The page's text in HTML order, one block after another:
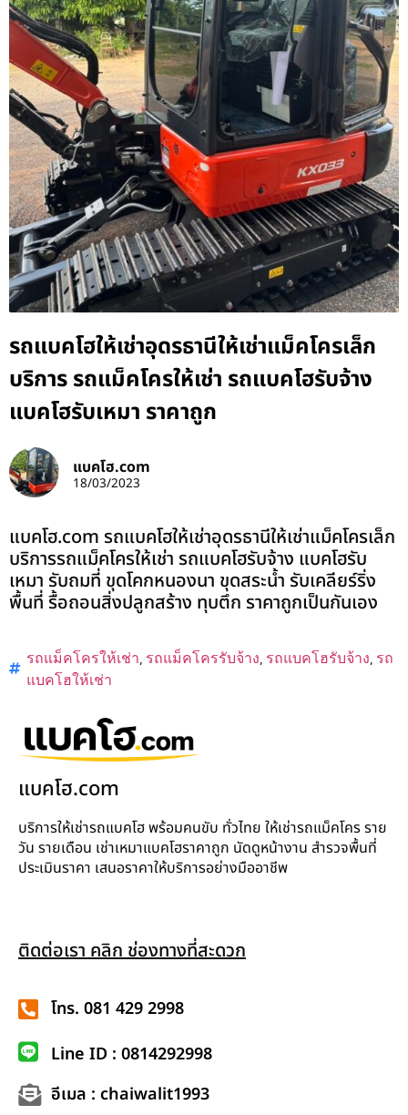
รถแบคโฮให้เช่าอุดรธานีให้เช่าแม็คโครเล็ก
บริการ รถแม็คโครให้เช่า รถแบคโฮรับจ้าง
แบคโฮรับเหมา ราคาถูก
แบคโฮ.com
18/03/2023
แบคโฮ.com รถแบคโฮให้เช่าอุดรธานีให้เช่าแม็คโครเล็ก
บริการรถแม็คโครให้เช่า รถแบคโฮรับจ้าง แบคโฮรับ
เหมา รับถมที่ ขุดโคกหนองนา ขุดสระน้ำ รับเคลียร์ริ่ง
พื้นที่ รื้อถอนสิ่งปลูกสร้าง ทุบตึก ราคาถูกเป็นกันเอง
รถแม็คโครให้เช่า, รถแม็คโครรับจ้าง, รถแบคโฮรับจ้าง, รถ
แบคโฮให้เช่า
แบคโฮ.com
บริการให้เช่ารถแบคโฮ พร้อมคนขับ ทั่วไทย ให้เช่ารถแม็คโคร ราย
วัน รายเดือน เช่าเหมาแบคโฮราคาถูก นัดดูหน้างาน สำรวจพื้นที่
ประเมินราคา เสนอราคาให้บริการอย่างมืออาชีพ
ติดต่อเรา คลิก ช่องทางที่สะดวก
โทร. 081 429 2998
Line ID : 0814292998
อีเมล : chaiwalit1993